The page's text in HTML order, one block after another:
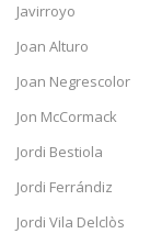
Javirroyo
Joan Alturo
Joan Negrescolor
Jon McCormack
Jordi Bestiola
Jordi Ferrándiz
Jordi Vila Delclòs